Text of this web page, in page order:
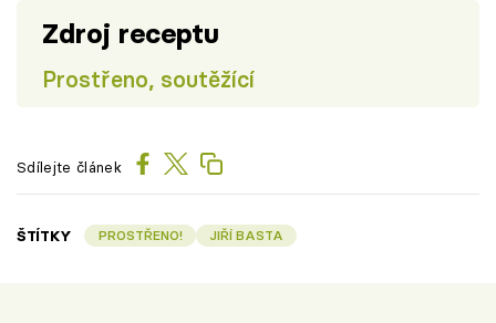
Zdroj receptu
Prostřeno, soutěžící
Sdílejte článek
ŠTÍTKY PROSTŘENO! JIŘÍ BASTA